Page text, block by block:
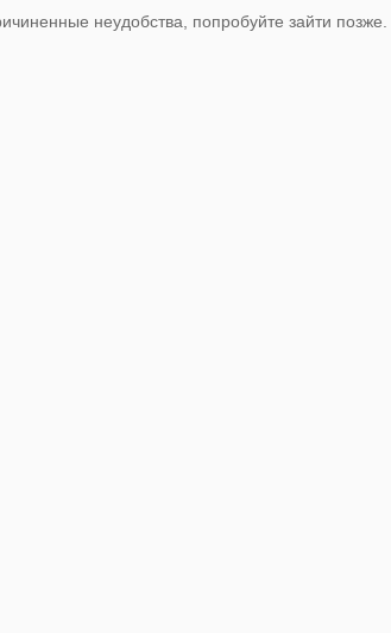
неудобства, попробуйте зайти позже.